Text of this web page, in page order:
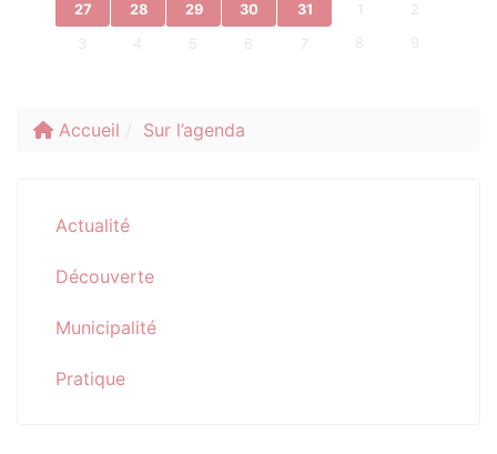
27 28 29 30 31 2
3 4 5 6 7 8 9
Accueil Sur l’agenda
Actualité
Découverte
Municipalité
Pratique